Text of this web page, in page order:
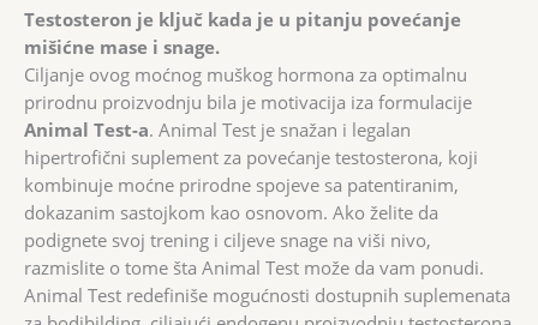
Testosteron je ključ kada je u pitanju povećanje
mišićne mase i snage.
Ciljanje ovog moćnog muškog hormona za optimalnu
prirodnu proizvodnju bila je motivacija iza formulacije
Animal Test-a. Animal Test je snažan i legalan
hipertrofični suplement za povećanje testosterona, koji
kombinuje moćne prirodne spojeve sa patentiranim,
dokazanim sastojkom kao osnovom. Ako želite da
podignete svoj trening i ciljeve snage na viši nivo,
razmislite o tome šta Animal Test može da vam ponudi.
Animal Test redefiniše mogućnosti dostupnih suplemenata